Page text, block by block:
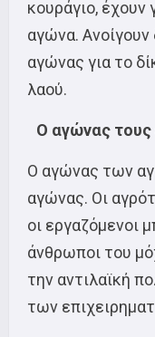
κουράγιο, έχουν
αγώνα.
αγώνας για το
λαού.
Ο αγώνας τους
Ο αγώνας των
αγώνας. Οι
οι εργαζόμενοι
άνθρωποι του
την αντιλαϊκή
των